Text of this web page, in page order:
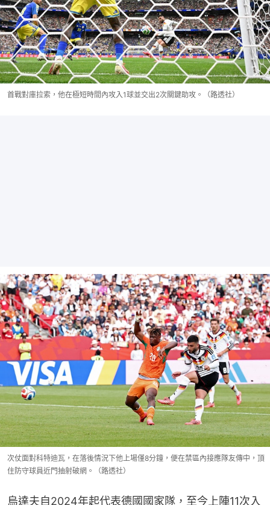
首戰對庫拉索，他在極短時間內攻入1球並交出2次關鍵助攻。（路透社）
次仗面對科特迪瓦，在落後情況下他上場僅8分鐘，便在禁區內接應隊友傳中，頂
住防守球員近門抽射破網。（路透社）
烏達夫自2024年起代表德國國家隊，至今上陣11次入